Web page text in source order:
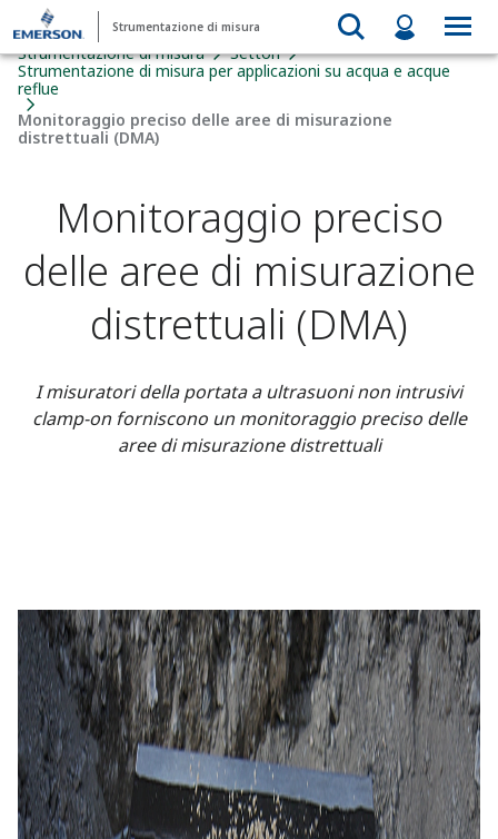
Strumentazione di misura
Strumentazione di misura
Settori
Strumentazione di misura per applicazioni su acqua e acque
reflue
Monitoraggio preciso delle aree di misurazione
distrettuali (DMA)
Monitoraggio preciso
delle aree di misurazione
distrettuali (DMA)
I misuratori della portata a ultrasuoni non intrusivi
clamp-on forniscono un monitoraggio preciso delle
aree di misurazione distrettuali